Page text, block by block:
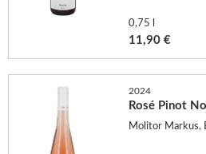
0,75 l
11,90 €
2024
Rosé Pinot
Molitor Markus,